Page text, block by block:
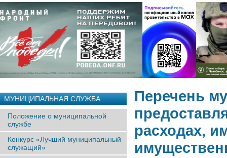
МУНИЦИПАЛЬНАЯ СЛУЖБА
Положение о муниципальной
службе
Конкурс «Лучший муниципальный
служащий»
Перечень
расходах,